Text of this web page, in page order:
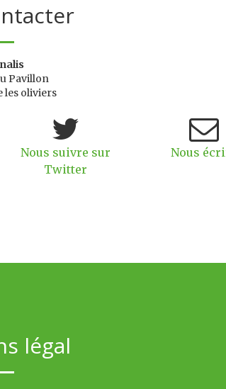
Pavillon
les oliviers
Nous suivre sur
Twitter
Nous
légal